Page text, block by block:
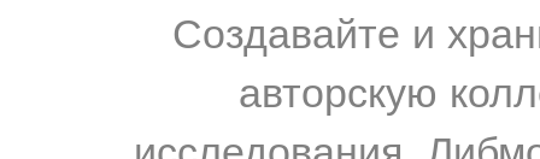
Создавайте и
авторскую